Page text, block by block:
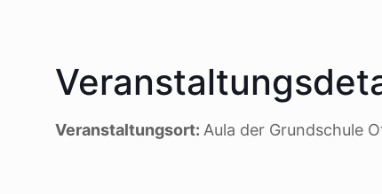
Veranstaltungsort: Aula der Grundschule